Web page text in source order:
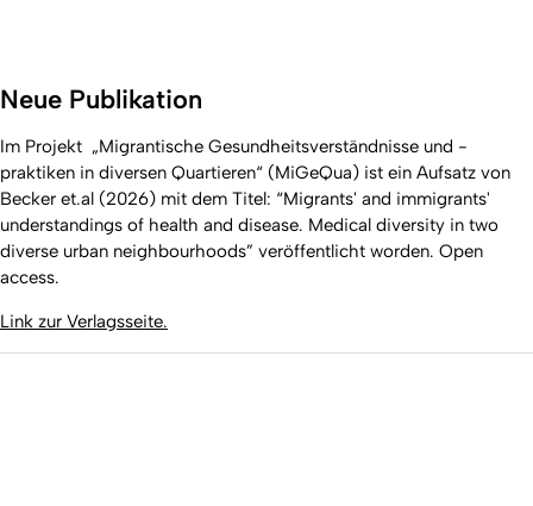
Neue Publikation
Im Projekt „Migrantische Gesundheitsverständnisse und -
praktiken in diversen Quartieren“ (MiGeQua) ist ein Aufsatz von
Becker et.al (2026) mit dem Titel: “Migrants' and immigrants'
understandings of health and disease. Medical diversity in two
diverse urban neighbourhoods” veröffentlicht worden. Open
access.
Link zur Verlagsseite.